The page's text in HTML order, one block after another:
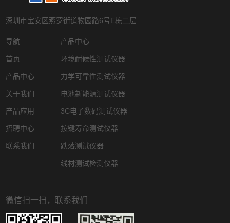
深圳市宝安区燕罗街道物园路6号E栋二层
导航
首页
产品中心
关于我们
产品应用
招聘中心
联系我们
产品中心
环境耐候性测试仪器
力学可靠性测试仪器
电池新能源测试仪器
3C电子数码测试仪器
按键寿命测试仪器
跌落测试仪器
线材测试检测仪器
微信扫一扫，联系我们